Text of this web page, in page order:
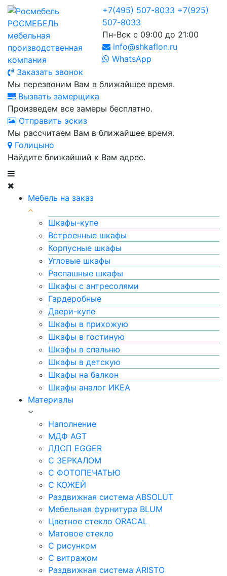
РОСМЕБЕЛЬ
мебельная
производственная
компания
+7(495) 507-8033 +7(925)
507-8033
Пн-Вск с 09:00 до 21:00
info@shkaflon.ru
WhatsApp
Заказать звонок
Мы перезвоним Вам в ближайшее время.
Вызвать замерщика
Произведем все замеры бесплатно.
Отправить эскиз
Мы рассчитаем Вам в ближайшее время.
Голицыно
Найдите ближайший к Вам адрес.
Мебель на заказ
Шкафы-купе
Встроенные шкафы
Корпусные шкафы
Угловые шкафы
Распашные шкафы
Шкафы с антресолями
Гардеробные
Двери-купе
Шкафы в прихожую
Шкафы в гостиную
Шкафы в спальню
Шкафы в детскую
Шкафы на балкон
Шкафы аналог ИКЕА
Материалы
Наполнение
МДФ AGT
ЛДСП EGGER
С ЗЕРКАЛОМ
С ФОТОПЕЧАТЬЮ
С КОЖЕЙ
Раздвижная система ABSOLUT
Мебельная фурнитура BLUM
Цветное стекло ORACAL
Матовое стекло
C рисунком
C витражом
Раздвижная система ARISTO